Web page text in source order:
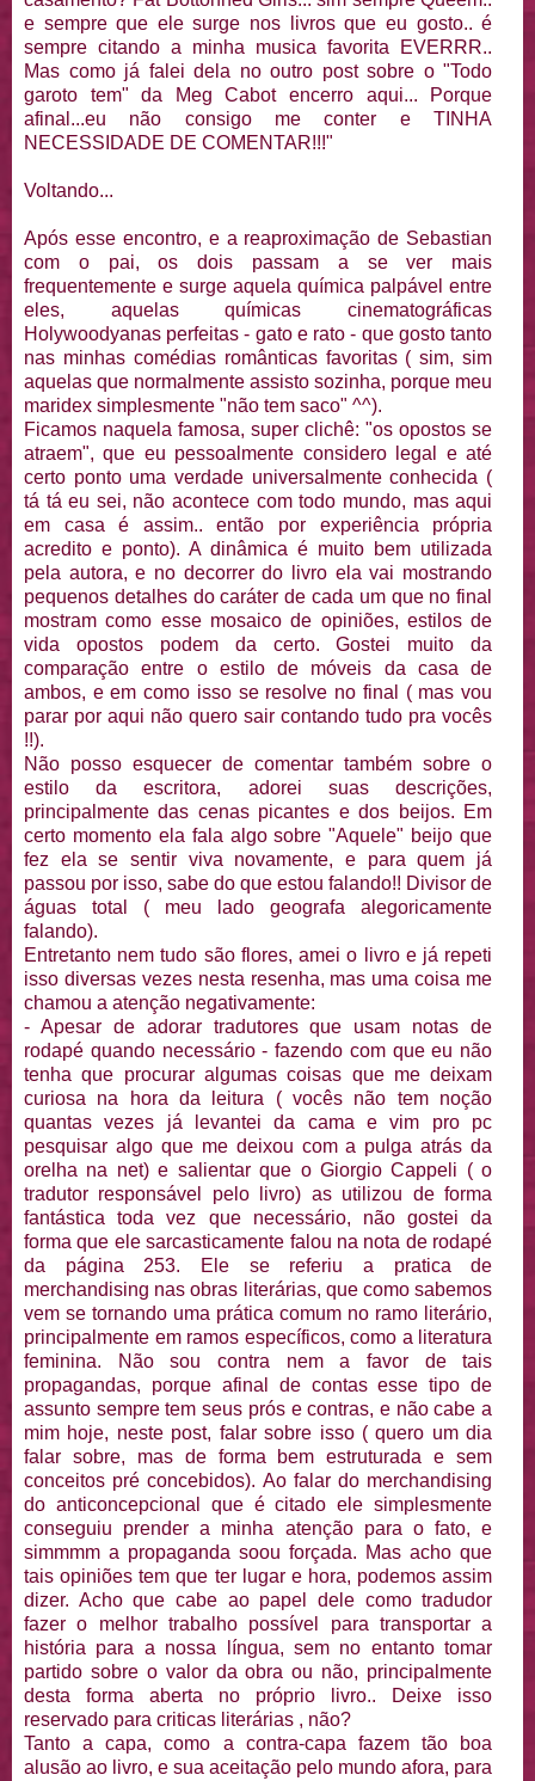
e sempre que ele surge nos livros que eu gosto.. é
sempre citando a minha musica favorita EVERRR..
Mas como já falei dela no outro post sobre o "Todo
garoto tem" da Meg Cabot encerro aqui... Porque
afinal...eu não consigo me conter e TINHA
NECESSIDADE DE COMENTAR!!!"
Voltando...
Após esse encontro, e a reaproximação de Sebastian
com o pai, os dois passam a se ver mais
frequentemente e surge aquela química palpável entre
eles, aquelas químicas cinematográficas
Holywoodyanas perfeitas - gato e rato - que gosto tanto
nas minhas comédias românticas favoritas ( sim, sim
aquelas que normalmente assisto sozinha, porque meu
maridex simplesmente "não tem saco" ^^).
Ficamos naquela famosa, super clichê: "os opostos se
atraem", que eu pessoalmente considero legal e até
certo ponto uma verdade universalmente conhecida (
tá tá eu sei, não acontece com todo mundo, mas aqui
em casa é assim.. então por experiência própria
acredito e ponto). A dinâmica é muito bem utilizada
pela autora, e no decorrer do livro ela vai mostrando
pequenos detalhes do caráter de cada um que no final
mostram como esse mosaico de opiniões, estilos de
vida opostos podem da certo. Gostei muito da
comparação entre o estilo de móveis da casa de
ambos, e em como isso se resolve no final ( mas vou
parar por aqui não quero sair contando tudo pra vocês
!!).
Não posso esquecer de comentar também sobre o
estilo da escritora, adorei suas descrições,
principalmente das cenas picantes e dos beijos. Em
certo momento ela fala algo sobre "Aquele" beijo que
fez ela se sentir viva novamente, e para quem já
passou por isso, sabe do que estou falando!! Divisor de
águas total ( meu lado geografa alegoricamente
falando).
Entretanto nem tudo são flores, amei o livro e já repeti
isso diversas vezes nesta resenha, mas uma coisa me
chamou a atenção negativamente:
- Apesar de adorar tradutores que usam notas de
rodapé quando necessário - fazendo com que eu não
tenha que procurar algumas coisas que me deixam
curiosa na hora da leitura ( vocês não tem noção
quantas vezes já levantei da cama e vim pro pc
pesquisar algo que me deixou com a pulga atrás da
orelha na net) e salientar que o Giorgio Cappeli ( o
tradutor responsável pelo livro) as utilizou de forma
fantástica toda vez que necessário, não gostei da
forma que ele sarcasticamente falou na nota de rodapé
da página 253. Ele se referiu a pratica de
merchandising nas obras literárias, que como sabemos
vem se tornando uma prática comum no ramo literário,
principalmente em ramos específicos, como a literatura
feminina. Não sou contra nem a favor de tais
propagandas, porque afinal de contas esse tipo de
assunto sempre tem seus prós e contras, e não cabe a
mim hoje, neste post, falar sobre isso ( quero um dia
falar sobre, mas de forma bem estruturada e sem
conceitos pré concebidos). Ao falar do merchandising
do anticoncepcional que é citado ele simplesmente
conseguiu prender a minha atenção para o fato, e
simmmm a propaganda soou forçada. Mas acho que
tais opiniões tem que ter lugar e hora, podemos assim
dizer. Acho que cabe ao papel dele como tradudor
fazer o melhor trabalho possível para transportar a
história para a nossa língua, sem no entanto tomar
partido sobre o valor da obra ou não, principalmente
desta forma aberta no próprio livro.. Deixe isso
reservado para criticas literárias , não?
Tanto a capa, como a contra-capa fazem tão boa
alusão ao livro, e sua aceitação pelo mundo afora, para